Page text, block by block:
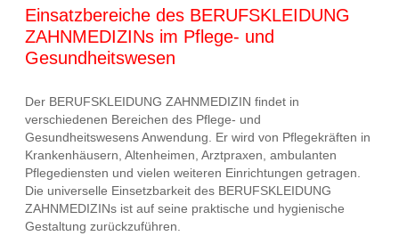
Einsatzbereiche des BERUFSKLEIDUNG
ZAHNMEDIZINs im Pflege- und
Gesundheitswesen
Der BERUFSKLEIDUNG ZAHNMEDIZIN findet in
verschiedenen Bereichen des Pflege- und
Gesundheitswesens Anwendung. Er wird von Pflegekräften in
Krankenhäusern, Altenheimen, Arztpraxen, ambulanten
Pflegediensten und vielen weiteren Einrichtungen getragen.
Die universelle Einsetzbarkeit des BERUFSKLEIDUNG
ZAHNMEDIZINs ist auf seine praktische und hygienische
Gestaltung zurückzuführen.